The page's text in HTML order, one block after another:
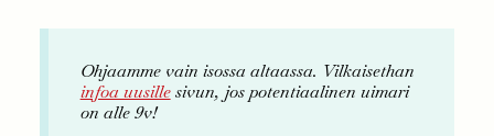
Ohjaamme vain isossa altaassa. Vilkaisethan
infoa uusillesivun, jos potentiaalinen uimari
on alle 9v!